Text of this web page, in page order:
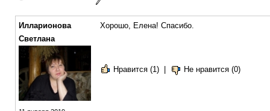
Илларионова
Светлана
Хорошо, Елена! Спасибо.
Нравится (1) Не нравится (0)